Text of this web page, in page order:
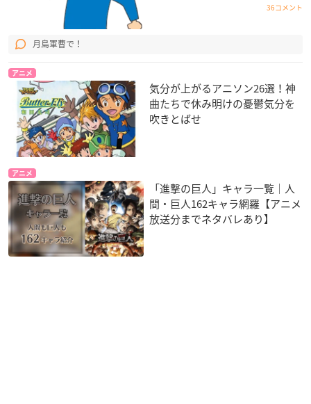
36コメント
月島軍曹で！
アニメ
気分が上がるアニソン26選！神
曲たちで休み明けの憂鬱気分を
吹きとばせ
アニメ
「進撃の巨人」キャラ一覧｜人
間・巨人162キャラ網羅【アニメ
放送分までネタバレあり】